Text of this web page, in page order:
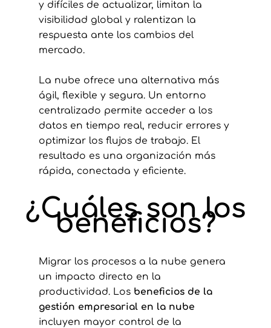
y difíciles de actualizar, limitan la
visibilidad global y ralentizan la
respuesta ante los cambios del
mercado.
La nube ofrece una alternativa más
ágil, flexible y segura. Un entorno
centralizado permite acceder a los
datos en tiempo real, reducir errores y
optimizar los flujos de trabajo. El
resultado es una organización más
rápida, conectada y eficiente.
¿Cuáles son los
beneficios?
Migrar los procesos a la nube genera
un impacto directo en la
productividad. Los beneficios de la
gestión empresarial en la nube
incluyen mayor control de la